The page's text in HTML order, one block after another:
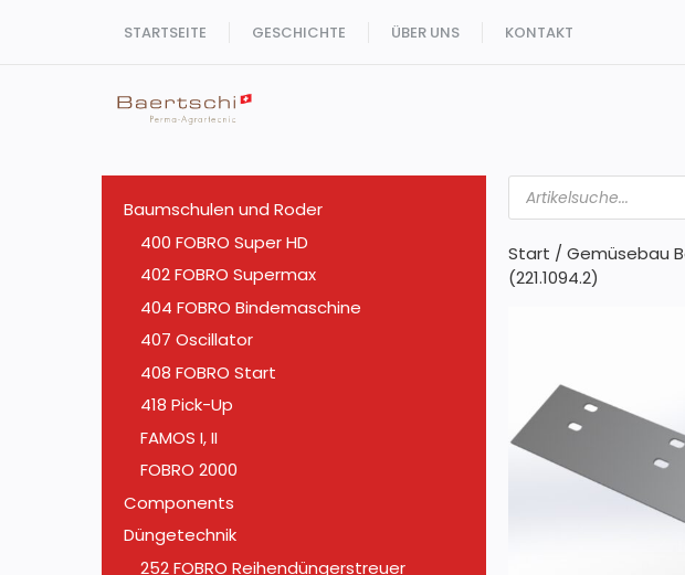
STARTSEITE GESCHICHTE ÜBER UNS KONTAKT
Products
search
Start / Gemüsebau
(221.1094.2)
Baumschulen und Roder
400 FOBRO Super HD
402 FOBRO Supermax
404 FOBRO Bindemaschine
407 Oscillator
408 FOBRO Start
418 Pick-Up
FAMOS I, II
FOBRO 2000
Components
Düngetechnik
252 FOBRO Reihendüngerstreuer